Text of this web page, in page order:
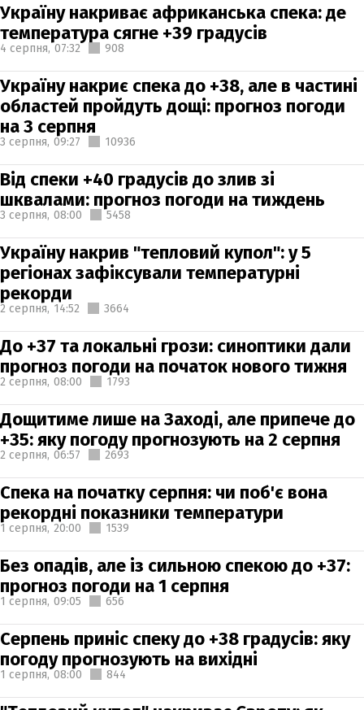
Україну накриває африканська спека: де
температура сягне +39 градусів
4 серпня, 07:32 908
Україну накриє спека до +38, але в частині
областей пройдуть дощі: прогноз погоди
на 3 серпня
3 серпня, 09:27 10936
Від спеки +40 градусів до злив зі
шквалами: прогноз погоди на тиждень
3 серпня, 08:00 5458
Україну накрив "тепловий купол": у 5
регіонах зафіксували температурні
рекорди
2 серпня, 14:52 3664
До +37 та локальні грози: синоптики дали
прогноз погоди на початок нового тижня
2 серпня, 08:00 1793
Дощитиме лише на Заході, але припече до
+35: яку погоду прогнозують на 2 серпня
2 серпня, 06:57 2693
Спека на початку серпня: чи поб'є вона
рекордні показники температури
1 серпня, 20:00 1539
Без опадів, але із сильною спекою до +37:
прогноз погоди на 1 серпня
1 серпня, 09:05 656
Серпень приніс спеку до +38 градусів: яку
погоду прогнозують на вихідні
1 серпня, 08:00 844